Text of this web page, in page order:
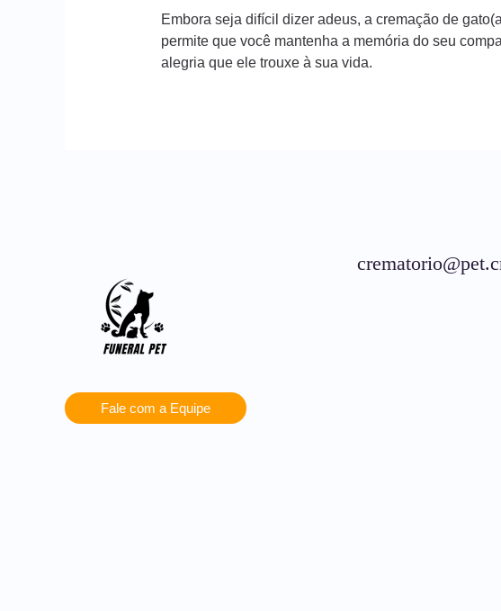
Embora seja difícil dizer adeus, a cremação de
permite que você mantenha a memória do seu
alegria que ele trouxe à sua vida.
Fale com a Equipe